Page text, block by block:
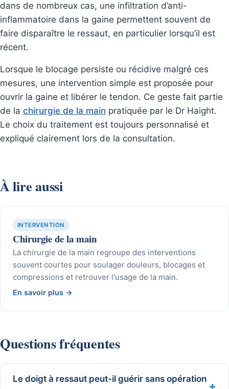
dans de nombreux cas, une infiltration d’anti-
inflammatoire dans la gaine permettent souvent de
faire disparaître le ressaut, en particulier lorsqu’il est
récent.
Lorsque le blocage persiste ou récidive malgré ces
mesures, une intervention simple est proposée pour
ouvrir la gaine et libérer le tendon. Ce geste fait partie
de la chirurgie de la main pratiquée par le Dr Haight.
Le choix du traitement est toujours personnalisé et
expliqué clairement lors de la consultation.
À lire aussi
INTERVENTION
Chirurgie de la main
La chirurgie de la main regroupe des interventions
souvent courtes pour soulager douleurs, blocages et
compressions et retrouver l'usage de la main.
En savoir plus →
Questions fréquentes
Le doigt à ressaut peut-il guérir sans opération